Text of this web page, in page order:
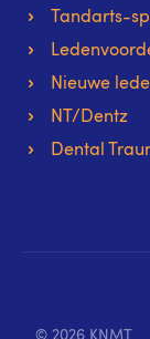
Tandarts-
Nieuwe
NT/Dentz
Dental